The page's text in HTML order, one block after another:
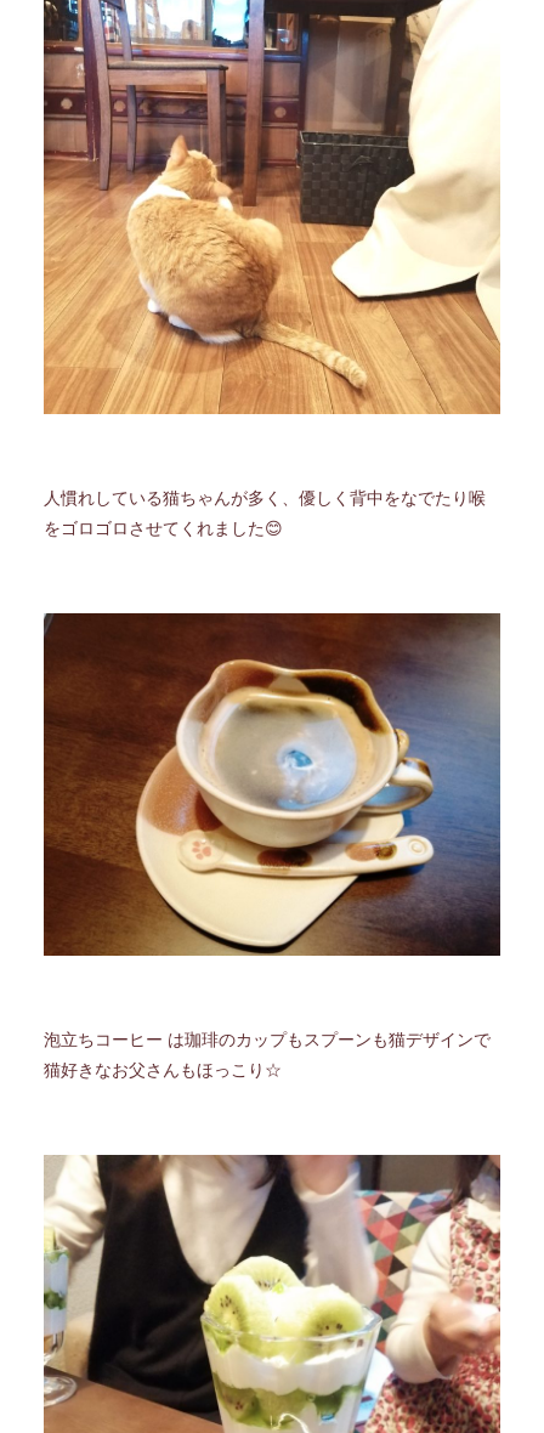
人慣れしている猫ちゃんが多く、優しく背中をなでたり喉
をゴロゴロさせてくれました😊
泡立ちコーヒー は珈琲のカップもスプーンも猫デザインで
猫好きなお父さんもほっこり☆